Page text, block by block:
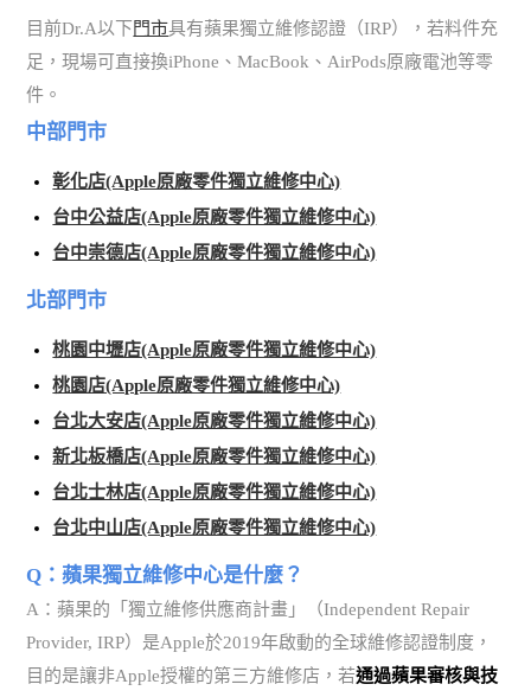
目前Dr.A以下 門市具有蘋果獨立維修認證（IRP），若料件充
足，現場可直接換iPhone、MacBook、AirPods原廠電池等零
件。
中部門市
彰化店(Apple原廠零件獨立維修中心)
台中公益店(Apple原廠零件獨立維修中心)
台中崇德店(Apple原廠零件獨立維修中心)
北部門市
桃園中壢店(Apple原廠零件獨立維修中心)
桃園店(Apple原廠零件獨立維修中心)
台北大安店(Apple原廠零件獨立維修中心)
新北板橋店(Apple原廠零件獨立維修中心)
台北士林店(Apple原廠零件獨立維修中心)
台北中山店(Apple原廠零件獨立維修中心)
Q：蘋果獨立維修中心是什麼？
A：蘋果的「獨立維修供應商計畫」（Independent Repair
Provider, IRP）是Apple於2019年啟動的全球維修認證制度，
目的是讓非Apple授權的第三方維修店，若通過蘋果審核與技